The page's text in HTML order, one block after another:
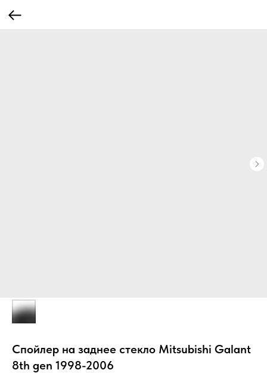
Спойлер на заднее стекло Mitsubishi Galant
8th gen 1998-2006